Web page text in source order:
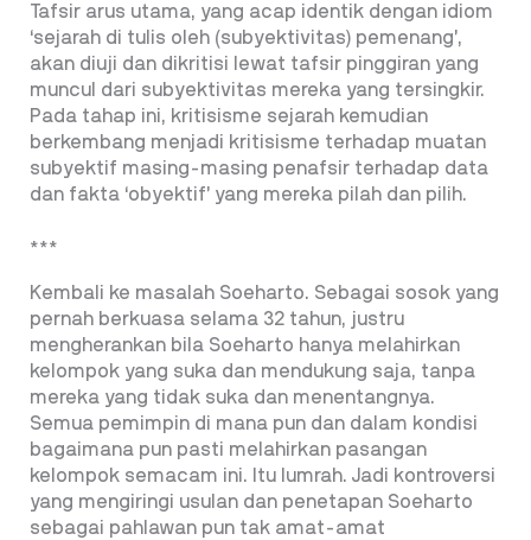
Tafsir arus utama, yang acap identik dengan idiom
‘sejarah di tulis oleh (subyektivitas) pemenang’,
akan diuji dan dikritisi lewat tafsir pinggiran yang
muncul dari subyektivitas mereka yang tersingkir.
Pada tahap ini, kritisisme sejarah kemudian
berkembang menjadi kritisisme terhadap muatan
subyektif masing-masing penafsir terhadap data
dan fakta ‘obyektif’ yang mereka pilah dan pilih.
***
Kembali ke masalah Soeharto. Sebagai sosok yang
pernah berkuasa selama 32 tahun, justru
mengherankan bila Soeharto hanya melahirkan
kelompok yang suka dan mendukung saja, tanpa
mereka yang tidak suka dan menentangnya.
Semua pemimpin di mana pun dan dalam kondisi
bagaimana pun pasti melahirkan pasangan
kelompok semacam ini. Itu lumrah. Jadi kontroversi
yang mengiringi usulan dan penetapan Soeharto
sebagai pahlawan pun tak amat-amat